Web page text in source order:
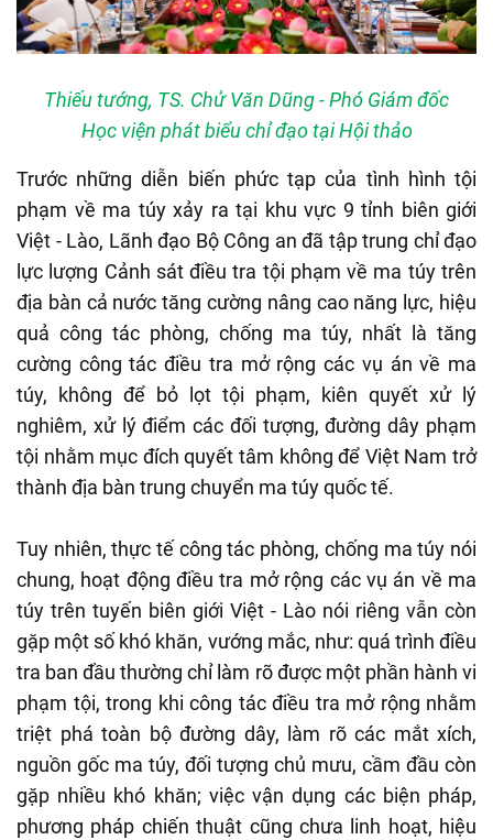
Thiếu tướng, TS. Chử Văn Dũng - Phó Giám đốc
Học viện phát biểu chỉ đạo tại Hội thảo
Trước những diễn biến phức tạp của tình hình tội
phạm về ma túy xảy ra tại khu vực 9 tỉnh biên giới
Việt - Lào, Lãnh đạo Bộ Công an đã tập trung chỉ đạo
lực lượng Cảnh sát điều tra tội phạm về ma túy trên
địa bàn cả nước tăng cường nâng cao năng lực, hiệu
quả công tác phòng, chống ma túy, nhất là tăng
cường công tác điều tra mở rộng các vụ án về ma
túy, không để bỏ lọt tội phạm, kiên quyết xử lý
nghiêm, xử lý điểm các đối tượng, đường dây phạm
tội nhằm mục đích quyết tâm không để Việt Nam trở
thành địa bàn trung chuyển ma túy quốc tế.
Tuy nhiên, thực tế công tác phòng, chống ma túy nói
chung, hoạt động điều tra mở rộng các vụ án về ma
túy trên tuyến biên giới Việt - Lào nói riêng vẫn còn
gặp một số khó khăn, vướng mắc, như: quá trình điều
tra ban đầu thường chỉ làm rõ được một phần hành vi
phạm tội, trong khi công tác điều tra mở rộng nhằm
triệt phá toàn bộ đường dây, làm rõ các mắt xích,
nguồn gốc ma túy, đối tượng chủ mưu, cầm đầu còn
gặp nhiều khó khăn; việc vận dụng các biện pháp,
phương pháp chiến thuật cũng chưa linh hoạt, hiệu